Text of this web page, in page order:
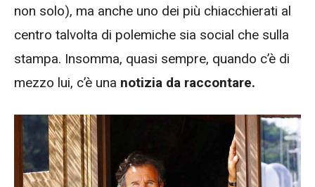
non solo), ma anche uno dei più chiacchierati al
centro talvolta di polemiche sia social che sulla
stampa. Insomma, quasi sempre, quando c’è di
mezzo lui, c’è una notizia da raccontare.